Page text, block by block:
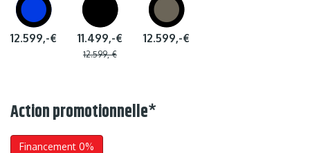
12.599,-€ 11.499,-€
12.599,-€
12.599,-€
Action promotionnelle*
Financement 0%